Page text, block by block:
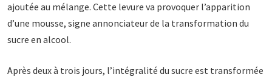
ajoutée au mélange. Cette levure va provoquer l’apparition
d’une mousse, signe annonciateur de la transformation du
sucre en alcool.
Après deux à trois jours, l’intégralité du sucre est transformée